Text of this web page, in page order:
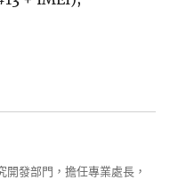
開發部門，擔任專業處長，